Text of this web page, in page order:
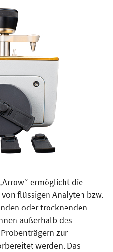
ermöglicht die
flüssigen Analyten bzw.
oder trocknenden
außerhalb des
zur
werden. Das